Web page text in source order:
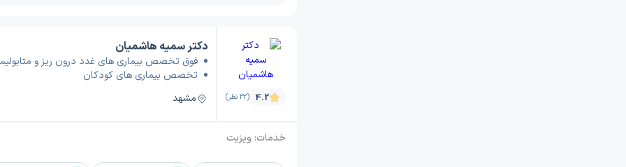
4.2 (22 نظر)
دکتر سمیه هاشمیان
فوق تخصص بیماری های غدد درون ریز و
تخصص بیماری های کودکان
مشهد
خدمات: ویزیت